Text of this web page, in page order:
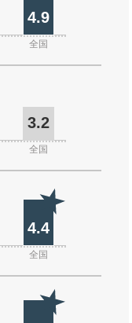
4.9
全国
3.2
全国
4.4
全国